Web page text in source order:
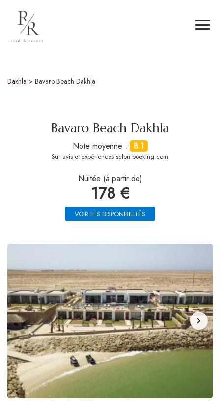
Dakhla > Bavaro Beach Dakhla
Bavaro Beach Dakhla
Note moyenne : 8.1
Sur avis et expériences selon booking.com
Nuitée (à partir de)
178 €
VOIR LES DISPONIBILITÉS
chevron_right